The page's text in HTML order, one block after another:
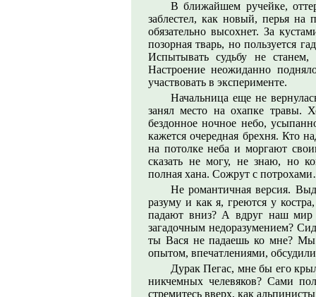
В ближайшем ручейке,
заблестел, как новый, перья на
обязательно высохнет. За
позорная тварь, но пользуется
Испытывать судьбу не
Настроение неожиданно
участвовать в эксперименте.
Начальница еще не
занял место на охапке травы.
бездонное ночное небо,
кажется очередная брехня. Кто
на потолке неба и моргают
сказать не могу, не знаю, но
полная хана. Сожрут с
Не романтичная версия.
разуму и как я, греются у
падают вниз? А вдруг наш
загадочным недоразумением?
ты Вася не падаешь ко мне? Мы
опытом, впечатлениями,
Дурак Пегас, мне бы его
никчемных челевяков? Сами
стремитесь вверх, как